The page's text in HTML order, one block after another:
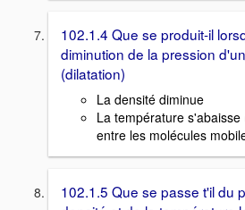
102.1.4 Que se produit-il
diminution de la pression
(dilatation)
La densité diminue
La température
entre les molécules
102.1.5 Que se passe t'il du